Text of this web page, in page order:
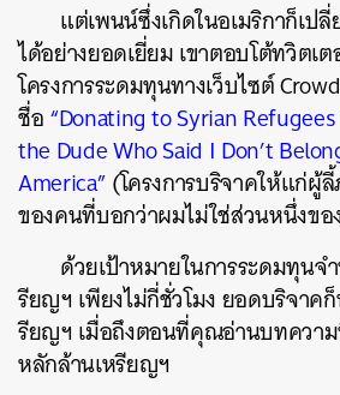
แต่เพนน์ซึ่งเกิดในอเมริกาก็เป
ได้อย่างยอดเยี่ยม เขาตอบโต้ทวิตเ
โครงการระดมทุนทางเว็บไซต์
ชื่อ“Donating to Syrian
the Dude Who Said I Don’t
America”(โครงการบริจาคให้แก่ผู้
ของคนที่บอกว่าผมไม่ใช่ส่วนหนึ่งขอ
ด้วยเป้าหมายในการระดมทุนจ
รียญฯ เพียงไม่กี่ชั่วโมง ยอดบริจาค
รียญฯ เมื่อถึงตอนที่คุณอ่านบทควา
หลักล้านเหรียญฯ